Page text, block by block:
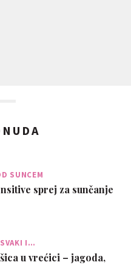
SUNCEM
sprej za sunčanje
I…
u vrećici – jagoda,